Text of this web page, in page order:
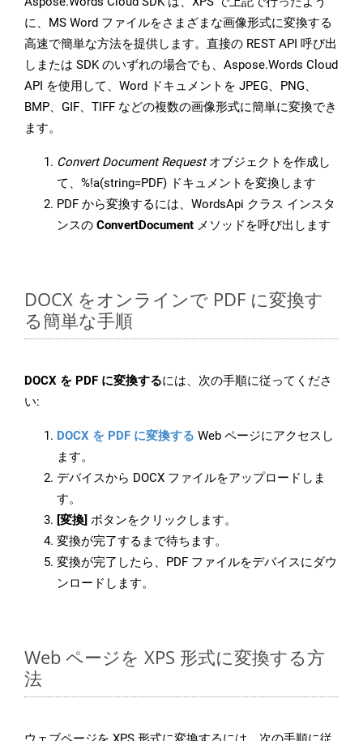
に、MS Word ファイルをさまざまな画像形式に変換する
高速で簡単な方法を提供します。直接の REST API 呼び出
しまたは SDK のいずれの場合でも、Aspose.Words Cloud
API を使用して、Word ドキュメントを JPEG、PNG、
BMP、GIF、TIFF などの複数の画像形式に簡単に変換でき
ます。
Convert Document Requestオブジェクトを作成し
て、%!a(string=PDF) ドキュメントを変換します
PDF から変換するには、WordsApi クラス インスタ
ンスの ConvertDocument メソッドを呼び出します
DOCX をオンラインで PDF に変換す
る簡単な手順
DOCX を PDF に変換するには、次の手順に従ってくださ
い:
DOCX を PDF に変換する Web ページにアクセスし
ます。
デバイスから DOCX ファイルをアップロードしま
す。
[変換] ボタンをクリックします。
変換が完了するまで待ちます。
変換が完了したら、PDF ファイルをデバイスにダウ
ンロードします。
Web ページを XPS 形式に変換する方
法